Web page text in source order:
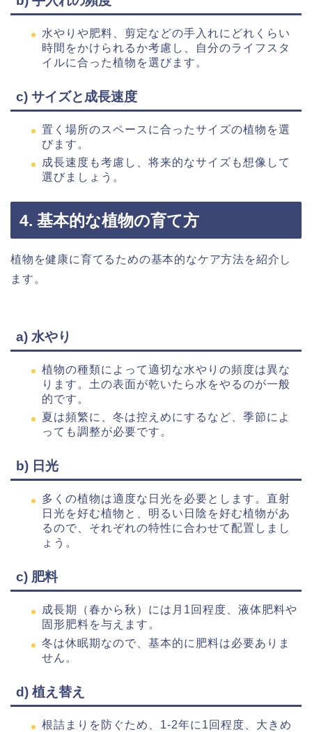
水やりや肥料、剪定などの手入れにどれくらい
時間をかけられるか考慮し、自分のライフスタ
イルに合った植物を選びます。
c) サイズと成長速度
置く場所のスペースに合ったサイズの植物を選
びます。
成長速度も考慮し、将来的なサイズも想像して
選びましょう。
4. 基本的な植物の育て方
植物を健康に育てるための基本的なケア方法を紹介し
ます。
a) 水やり
植物の種類によって適切な水やりの頻度は異な
ります。土の表面が乾いたら水をやるのが一般
的です。
夏は頻繁に、冬は控えめにするなど、季節によ
っても調整が必要です。
b) 日光
多くの植物は適度な日光を必要とします。直射
日光を好む植物と、明るい日陰を好む植物があ
るので、それぞれの特性に合わせて配置しまし
ょう。
c) 肥料
成長期（春から秋）には月1回程度、液体肥料や
固形肥料を与えます。
冬は休眠期なので、基本的に肥料は必要ありま
せん。
d) 植え替え
根詰まりを防ぐため、1-2年に1回程度、大きめ